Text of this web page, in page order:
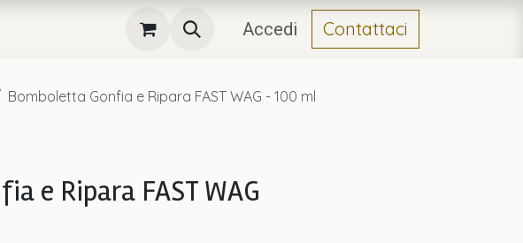
Accedi Contattaci
Bomboletta Gonfia e Ripara FAST WAG - 100 ml
e Ripara FAST WAG